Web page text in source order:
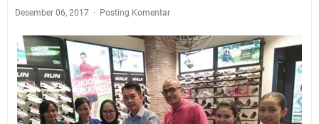
Desember 06, 2017 Posting Komentar